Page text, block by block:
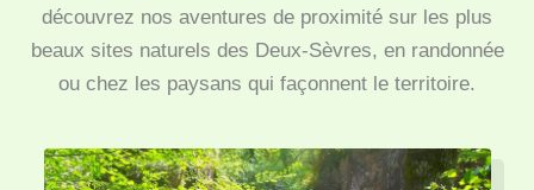
découvrez nos aventures de proximité sur les plus
beaux sites naturels des Deux-Sèvres, en randonnée
ou chez les paysans qui façonnent le territoire.